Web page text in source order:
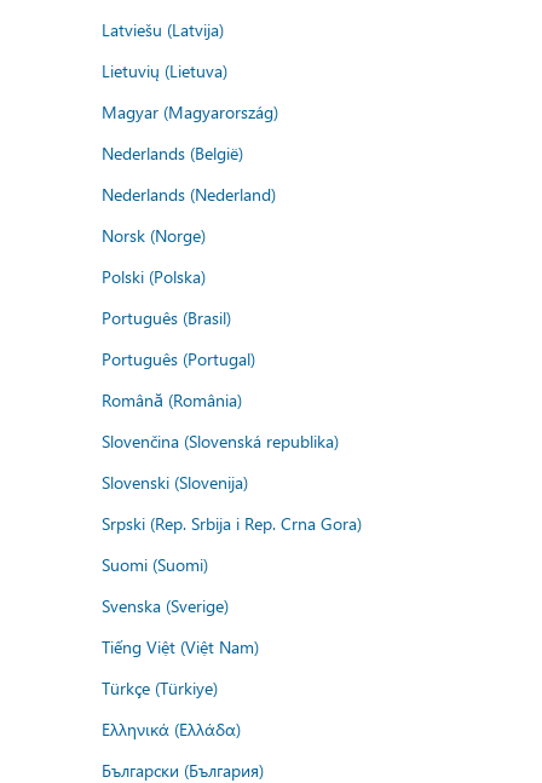
Latviešu (Latvija)
Lietuvių (Lietuva)
Magyar (Magyarország)
Nederlands (België)
Nederlands (Nederland)
Norsk (Norge)
Polski (Polska)
Português (Brasil)
Português (Portugal)
Română (România)
Slovenčina (Slovenská republika)
Slovenski (Slovenija)
Srpski (Rep. Srbija i Rep. Crna Gora)
Suomi (Suomi)
Svenska (Sverige)
Tiếng Việt (Việt Nam)
Türkçe (Türkiye)
Ελληνικά (Ελλάδα)
Български (България)